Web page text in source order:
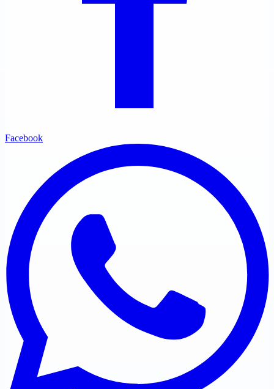
Facebook